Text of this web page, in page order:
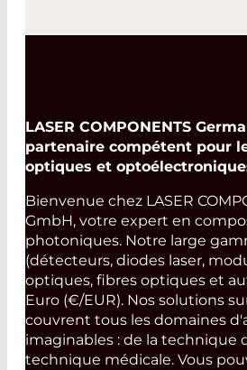
LASER COMPONENTS
partenaire compétent pour
optiques et
Bienvenue chez LASER
GmbH, votre expert en
photoniques. Notre large
(détecteurs, diodes laser,
optiques, fibres optiques et
Euro (€/EUR). Nos solutions
couvrent tous les domaines
imaginables : de la technique
technique médicale. Vous